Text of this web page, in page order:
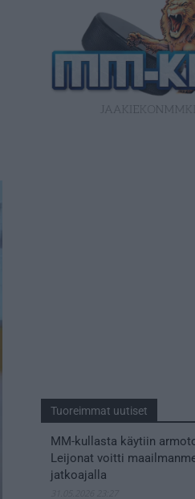
Tuoreimmat uutiset
MM-kullasta käytiin
Leijonat voitti
jatkoajalla